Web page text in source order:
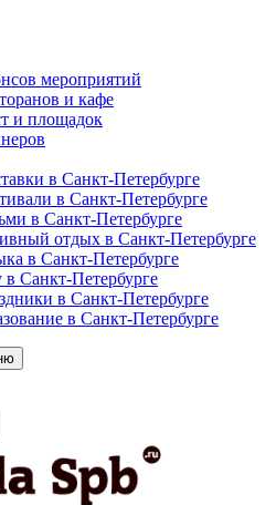
мероприятий
и кафе
и площадок
в Санкт-Петербурге
в Санкт-Петербурге
в Санкт-Петербурге
отдых в Санкт-Петербурге
в Санкт-Петербурге
Санкт-Петербурге
в Санкт-Петербурге
в Санкт-Петербурге